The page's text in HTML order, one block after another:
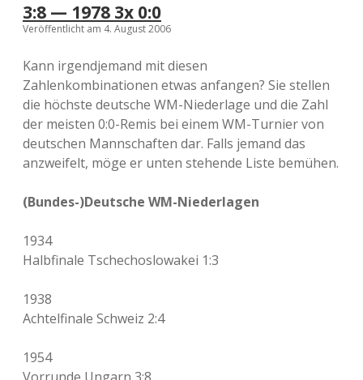
3:8 — 1978 3x 0:0
Veröffentlicht am 4. August 2006
Kann irgendjemand mit diesen
Zahlenkombinationen etwas anfangen? Sie stellen
die höchste deutsche WM-Niederlage und die Zahl
der meisten 0:0-Remis bei einem WM-Turnier von
deutschen Mannschaften dar. Falls jemand das
anzweifelt, möge er unten stehende Liste bemühen.
(Bundes-)Deutsche WM-Niederlagen
1934
Halbfinale Tschechoslowakei 1:3
1938
Achtelfinale Schweiz 2:4
1954